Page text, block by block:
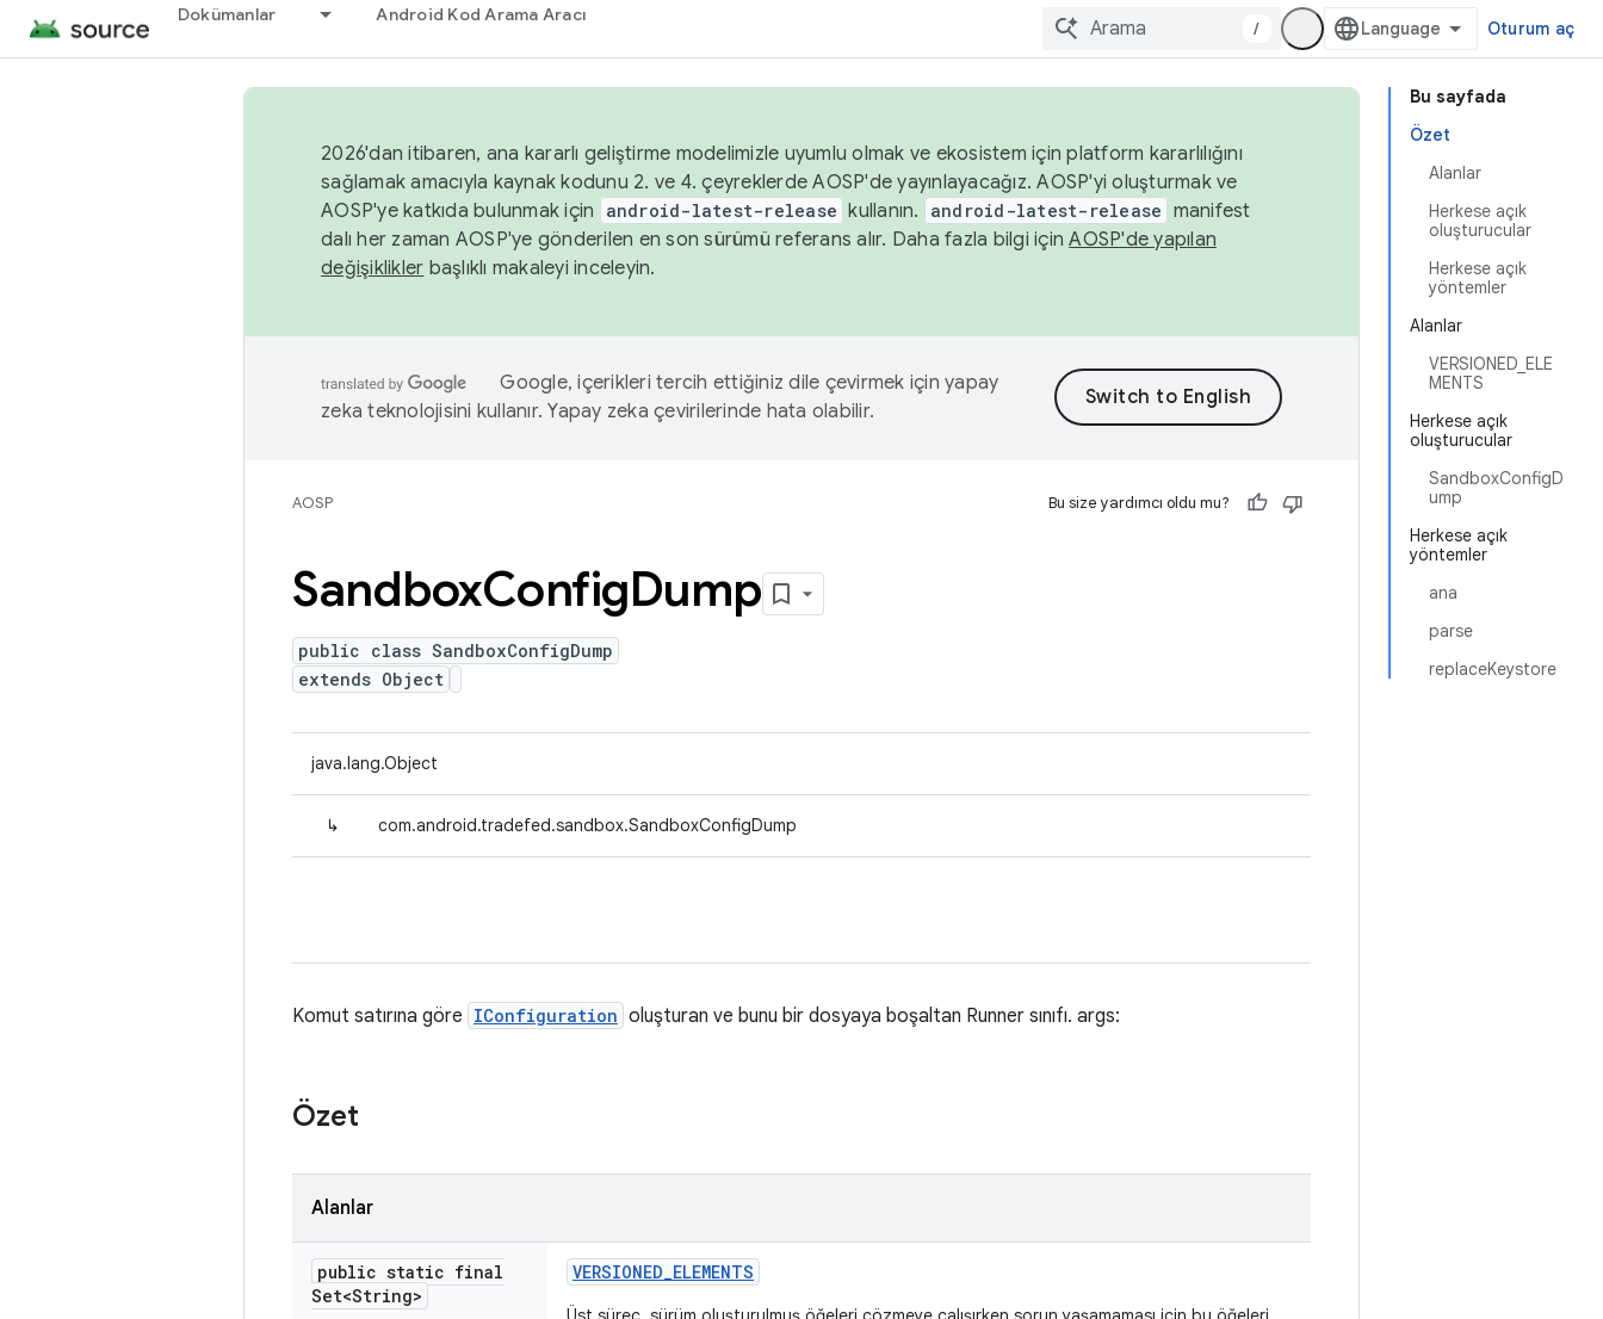
Dokümanlar Android Kod Arama Aracı
/ Oturum aç
Bu sayfada
Özet
Alanlar
Herkese açık
oluşturucular
Herkese açık
yöntemler
Alanlar
VERSIONED_ELE
MENTS
Herkese açık
oluşturucular
SandboxConfigD
ump
Herkese açık
yöntemler
ana
parse
replaceKeystore
2026'dan itibaren, ana kararlı geliştirme modelimizle uyumlu olmak ve ekosistem için platform kararlılığını
sağlamak amacıyla kaynak kodunu 2. ve 4. çeyreklerde AOSP'de yayınlayacağız. AOSP'yi oluşturmak ve
AOSP'ye katkıda bulunmak için
android-latest-release kullanın. android-latest-release manifest
dalı her zaman AOSP'ye gönderilen en son sürümü referans alır. Daha fazla bilgi içinAOSP'de yapılan
değişiklikler başlıklı makaleyi inceleyin.
Google, içerikleri tercih ettiğiniz dile çevirmek için yapay
zeka teknolojisini kullanır. Yapay zeka çevirilerinde hata olabilir.
AOSP Bu size yardımcı oldu mu?
SandboxConfigDump
public class SandboxConfigDump
extends Object
java.lang.Object
↳ com.android.tradefed.sandbox.SandboxConfigDump
Komut satırına göre IConfiguration oluşturan ve bunu bir dosyaya boşaltan Runner sınıfı. args:
Özet
Alanlar
public static final
Set<String>
VERSIONED_ELEMENTS